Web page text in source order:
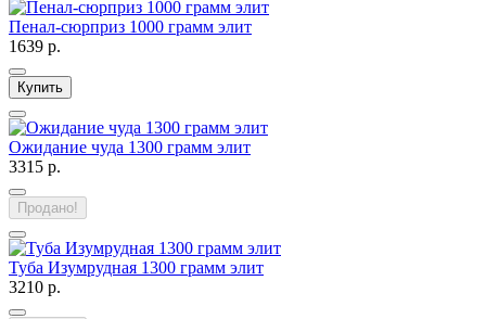
Пенал-сюрприз 1000 грамм элит
1639 р.
Купить
Ожидание чуда 1300 грамм элит
3315 р.
Продано!
Туба Изумрудная 1300 грамм элит
3210 р.